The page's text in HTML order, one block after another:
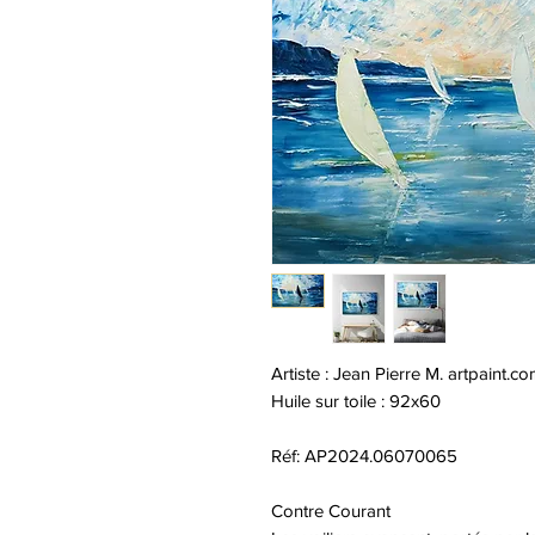
Artiste : Jean Pierre M.
Huile sur toile : 92x60
Réf: AP2024.06070065
Contre Courant